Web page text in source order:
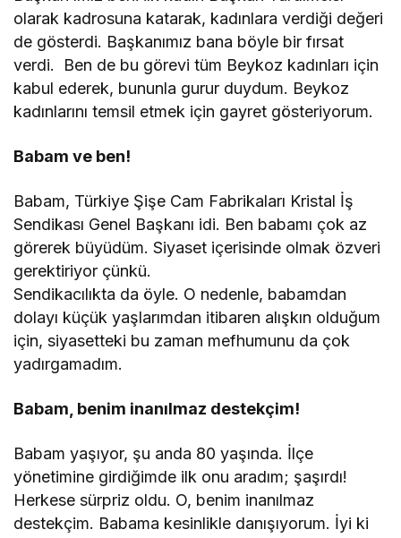
olarak kadrosuna katarak, kadınlara verdiği değeri
de gösterdi. Başkanımız bana böyle bir fırsat
verdi. Ben de bu görevi tüm Beykoz kadınları için
kabul ederek, bununla gurur duydum. Beykoz
kadınlarını temsil etmek için gayret gösteriyorum.
Babam ve ben!
Babam, Türkiye Şişe Cam Fabrikaları Kristal İş
Sendikası Genel Başkanı idi. Ben babamı çok az
görerek büyüdüm. Siyaset içerisinde olmak özveri
gerektiriyor çünkü.
Sendikacılıkta da öyle. O nedenle, babamdan
dolayı küçük yaşlarımdan itibaren alışkın olduğum
için, siyasetteki bu zaman mefhumunu da çok
yadırgamadım.
Babam, benim inanılmaz destekçim!
Babam yaşıyor, şu anda 80 yaşında. İlçe
yönetimine girdiğimde ilk onu aradım; şaşırdı!
Herkese sürpriz oldu. O, benim inanılmaz
destekçim. Babama kesinlikle danışıyorum. İyi ki